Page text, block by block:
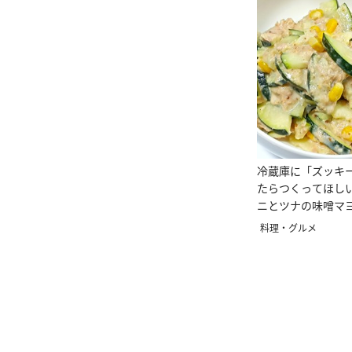
冷蔵庫に「ズッキ
たらつくってほし
ニとツナの味噌マ
料理・グルメ